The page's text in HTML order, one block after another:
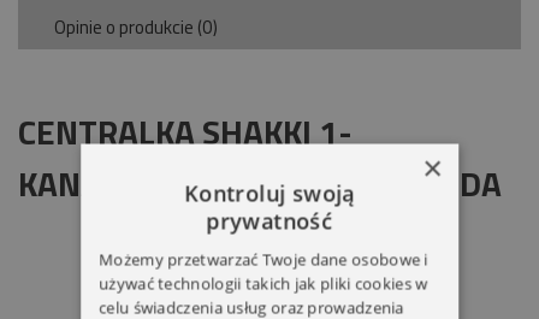
Opinie o produkcie (0)
CENTRALKA SHAKKI 1-
KANAŁOWA NATYNKOWA YOODA
×
Kontroluj swoją
prywatność
Możemy przetwarzać Twoje dane osobowe i
używać technologii takich jak pliki cookies w
celu świadczenia usług oraz prowadzenia